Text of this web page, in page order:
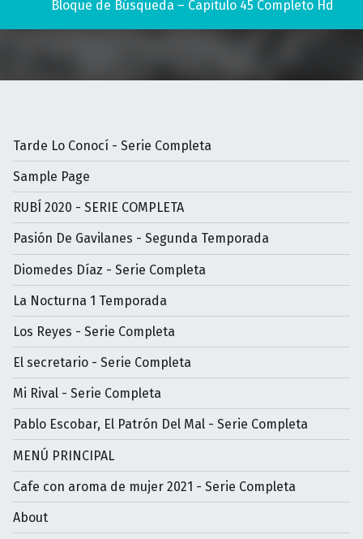
Bloque de Búsqueda – Capitulo 45 Completo Hd
Tarde Lo Conocí - Serie Completa
Sample Page
RUBÍ 2020 - SERIE COMPLETA
Pasión De Gavilanes - Segunda Temporada
Diomedes Díaz - Serie Completa
La Nocturna 1 Temporada
Los Reyes - Serie Completa
El secretario - Serie Completa
Mi Rival - Serie Completa
Pablo Escobar, El Patrón Del Mal - Serie Completa
MENÚ PRINCIPAL
Cafe con aroma de mujer 2021 - Serie Completa
About